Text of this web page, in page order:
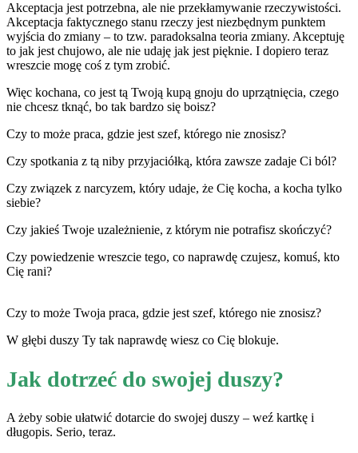
Akceptacja jest potrzebna, ale nie przekłamywanie rzeczywistości.
Akceptacja faktycznego stanu rzeczy jest niezbędnym punktem
wyjścia do zmiany – to tzw. paradoksalna teoria zmiany. Akceptuję
to jak jest chujowo, ale nie udaję jak jest pięknie. I dopiero teraz
wreszcie mogę coś z tym zrobić.
Więc kochana, co jest tą Twoją kupą gnoju do uprzątnięcia, czego
nie chcesz tknąć, bo tak bardzo się boisz?
Czy to może praca, gdzie jest szef, którego nie znosisz?
Czy spotkania z tą niby przyjaciółką, która zawsze zadaje Ci ból?
Czy związek z narcyzem, który udaje, że Cię kocha, a kocha tylko
siebie?
Czy jakieś Twoje uzależnienie, z którym nie potrafisz skończyć?
Czy powiedzenie wreszcie tego, co naprawdę czujesz, komuś, kto
Cię rani?
Czy to może Twoja praca, gdzie jest szef, którego nie znosisz?
W głębi duszy Ty tak naprawdę wiesz co Cię blokuje.
Jak dotrzeć do swojej duszy?
A żeby sobie ułatwić dotarcie do swojej duszy – weź kartkę i
długopis. Serio, teraz.